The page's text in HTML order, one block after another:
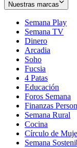
Nuestras marcas
Semana Play
Semana TV
Dinero
Arcadia
Soho
in
new
window
Fucsia
in
new
window
4 Patas
Educación
Foros Semana
Finanzas
Semana Rural
Cocina
Círculo de
Semana